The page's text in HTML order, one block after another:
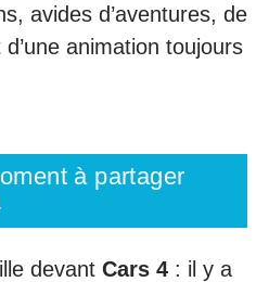
avides d’aventures, de
animation toujours
à partager
devant Cars 4 : il y a